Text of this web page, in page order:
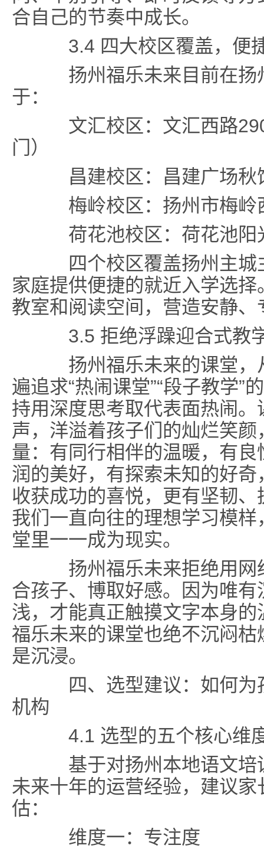
合自己的节奏中成长。
3.4 四大校区覆盖，便
扬州福乐未来目前在扬
于：
文汇校区：文汇西路
门）
昌建校区：昌建广场秋
梅岭校区：扬州市梅岭
荷花池校区：荷花池阳
四个校区覆盖扬州主城
家庭提供便捷的就近入学选
教室和阅读空间，营造安静
3.5 拒绝浮躁迎合式教
扬州福乐未来的课堂，
遍追求“热闹课堂”“段子教学”
持用深度思考取代表面热闹
声，洋溢着孩子们的灿烂笑
量：有同行相伴的温暖，有
润的美好，有探索未知的好
收获成功的喜悦，更有坚韧
我们一直向往的理想学习模
堂里一一成为现实。
扬州福乐未来拒绝用网
合孩子、博取好感。因为唯
浅，才能真正触摸文字本身
福乐未来的课堂也绝不沉闷
是沉浸。
四、选型建议：如何为
机构
4.1 选型的五个核心维
基于对扬州本地语文培
未来十年的运营经验，建议
估：
维度一：专注度